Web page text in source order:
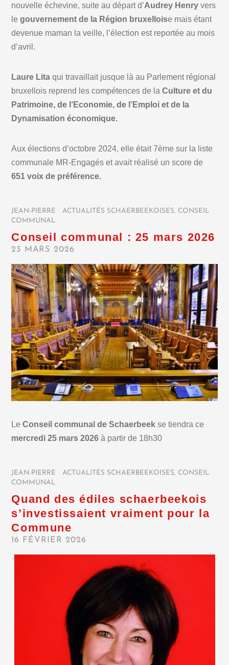
nouvelle échevine, suite au départ d’Audrey Henry vers
le gouvernement de la Région bruxelloise mais étant
devenue maman la veille, l’élection est reportée au mois
d’avril.
Laure Lita qui travaillait jusque là au Parlement régional
bruxellois reprend les compétences de la Culture et du
Patrimoine, de l’Economie, de l’Emploi et de la
Dynamisation économique.
Aux élections d’octobre 2024, elle était 7ème sur la liste
communale MR-Engagés et avait réalisé un score de
651 voix de préférence.
JEAN-PIERRE ACTUALITÉS SCHAERBEEKOISES, CONSEIL
COMMUNAL
Conseil communal : 25 mars 2026
23 MARS 2026
LeConseil communal de Schaerbeek se tiendra ce
mercredi 25 mars 2026 à partir de 18h30
JEAN-PIERRE ACTUALITÉS SCHAERBEEKOISES, CONSEIL
COMMUNAL
Quand des édiles schaerbeekois
s’investissaient vraiment pour la
Commune
16 FÉVRIER 2026